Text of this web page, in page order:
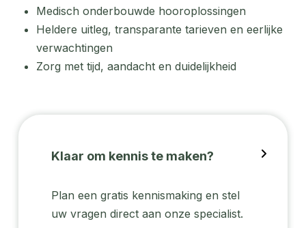
Medisch onderbouwde hooroplossingen
Heldere uitleg, transparante tarieven en eerlijke
verwachtingen
Zorg met tijd, aandacht en duidelijkheid
Klaar om kennis te maken?
Plan een gratis kennismaking en stel
uw vragen direct aan onze specialist.